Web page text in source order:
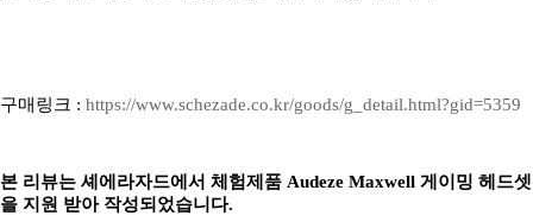
구매링크 : https://www.schezade.co.kr/goods/g_detail.html?gid=5359
본 리뷰는 셰에라자드에서 체험제품 Audeze Maxwell 게이밍 헤드셋
을 지원 받아 작성되었습니다.